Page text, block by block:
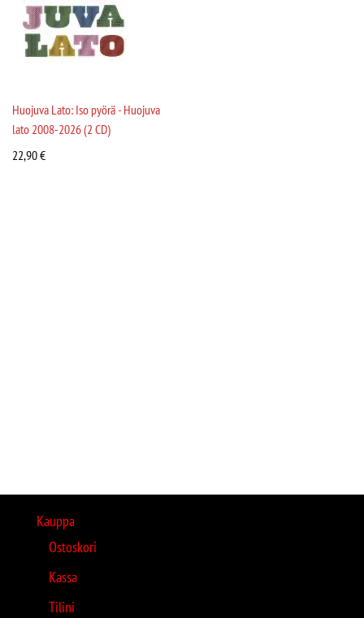
Huojuva Lato: Iso pyörä - Huojuva
lato 2008-2026 (2 CD)
22,90€
Kauppa
Ostoskori
Kassa
Tilini